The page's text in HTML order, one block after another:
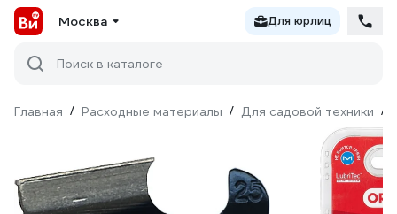
Москва Для юрлиц
Поиск в каталоге
Главная / Расходные материалы / Для садовой техники /